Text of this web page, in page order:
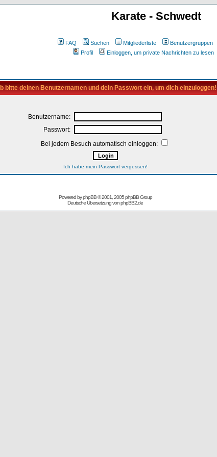
Karate - Schwedt
FAQ Suchen Mitgliederliste Benutzergruppen
Profil
Einloggen, um private Nachrichten zu lesen
bitte deinen Benutzernamen und dein Passwort ein, um dich einzuloggen!
Benutzername:
Passwort:
Bei jedem Besuch automatisch einloggen:
Ich habe mein Passwort vergessen!
Powered byphpBB© 2001, 2005 phpBB Group
Deutsche Übersetzung vonphpBB2.de